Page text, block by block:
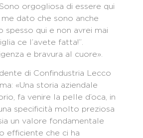
orgogliosa di essere qui
dato che sono anche
spesso qui e non avrei mai
ce l’avete fatta!”.
e bravura al cuore».
di Confindustria Lecco
«Una storia aziendale
fa venire la pelle d’oca, in
specificità molto preziosa
un valore fondamentale
efficiente che ci ha